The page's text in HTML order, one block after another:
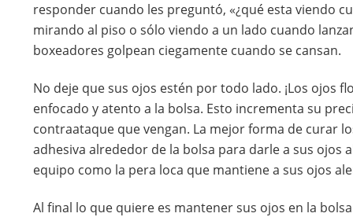
responder cuando les preguntó, «¿qué esta viendo
mirando al piso o sólo viendo a un lado cuando
boxeadores golpean ciegamente cuando se cansan.
No deje que sus ojos estén por todo lado. ¡Los ojos
enfocado y atento a la bolsa. Esto incrementa su
contraataque que vengan. La mejor forma de curar
adhesiva alrededor de la bolsa para darle a sus
equipo como la pera loca que mantiene a sus ojos
Al final lo que quiere es mantener sus ojos en la